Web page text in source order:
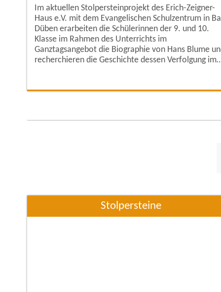
Im aktuellen Stolpersteinprojekt des Erich-Zeigner-
Haus e.V. mit dem Evangelischen Schulzentrum in
Düben erarbeiten die Schülerinnen der 9. und 10.
Klasse im Rahmen des Unterrichts im
Ganztagsangebot die Biographie von Hans Blume
recherchieren die Geschichte dessen Verfolgung im
Dresden geboren. Seine Mutter war Selma Blume,
Stolpersteine